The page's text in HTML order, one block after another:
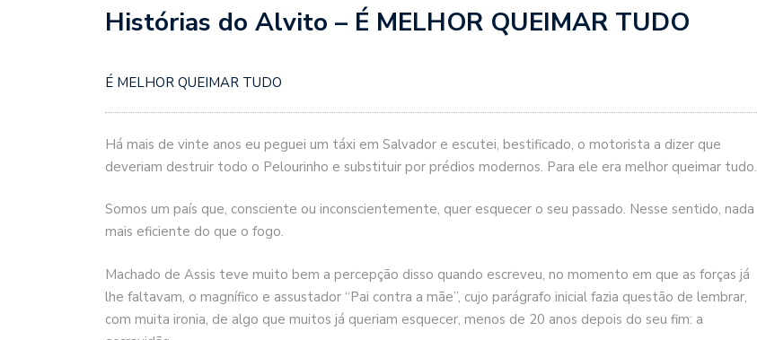
Histórias do Alvito – É MELHOR QUEIMAR TUDO
É MELHOR QUEIMAR TUDO
Há mais de vinte anos eu peguei um táxi em Salvador e escutei, bestificado, o motorista a dizer que
deveriam destruir todo o Pelourinho e substituir por prédios modernos. Para ele era melhor queimar tudo.
Somos um país que, consciente ou inconscientemente, quer esquecer o seu passado. Nesse sentido, nada
mais eficiente do que o fogo.
Machado de Assis teve muito bem a percepção disso quando escreveu, no momento em que as forças já
lhe faltavam, o magnífico e assustador “Pai contra a mãe”, cujo parágrafo inicial fazia questão de lembrar,
com muita ironia, de algo que muitos já queriam esquecer, menos de 20 anos depois do seu fim: a